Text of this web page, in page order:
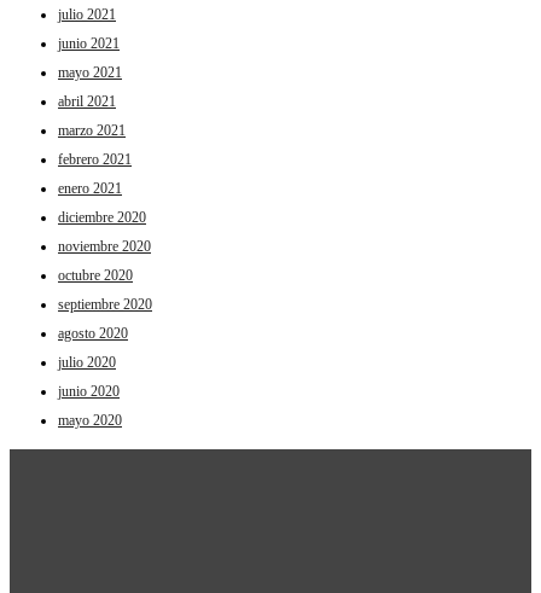
julio 2021
junio 2021
mayo 2021
abril 2021
marzo 2021
febrero 2021
enero 2021
diciembre 2020
noviembre 2020
octubre 2020
septiembre 2020
agosto 2020
julio 2020
junio 2020
mayo 2020